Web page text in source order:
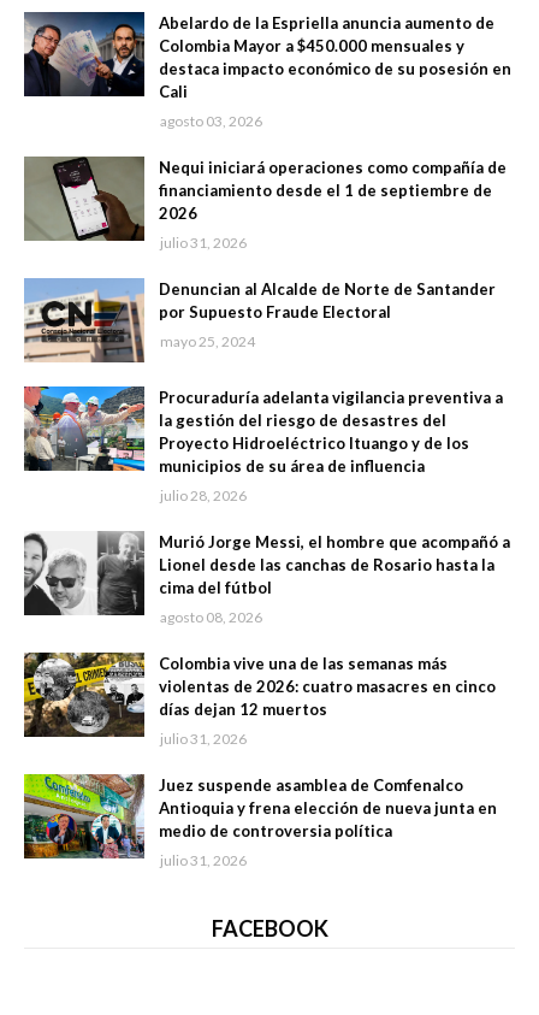
Abelardo de la Espriella anuncia aumento de
Colombia Mayor a $450.000 mensuales y
destaca impacto económico de su posesión en
Cali
agosto 03, 2026
Nequi iniciará operaciones como compañía de
financiamiento desde el 1 de septiembre de
2026
julio 31, 2026
Denuncian al Alcalde de Norte de Santander
por Supuesto Fraude Electoral
mayo 25, 2024
Procuraduría adelanta vigilancia preventiva a
la gestión del riesgo de desastres del
Proyecto Hidroeléctrico Ituango y de los
municipios de su área de influencia
julio 28, 2026
Murió Jorge Messi, el hombre que acompañó a
Lionel desde las canchas de Rosario hasta la
cima del fútbol
agosto 08, 2026
Colombia vive una de las semanas más
violentas de 2026: cuatro masacres en cinco
días dejan 12 muertos
julio 31, 2026
Juez suspende asamblea de Comfenalco
Antioquia y frena elección de nueva junta en
medio de controversia política
julio 31, 2026
FACEBOOK